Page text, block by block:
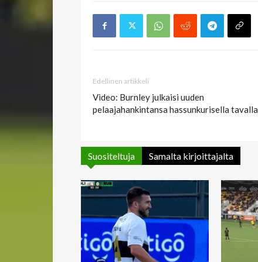
Edellinen artikkeli
Video: Burnley julkaisi uuden
pelaajahankintansa hassunkurisella tavalla
Suositeltuja Samalta kirjoittajalta